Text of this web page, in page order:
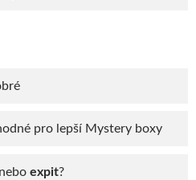
pro lepší Mystery boxy
expit?